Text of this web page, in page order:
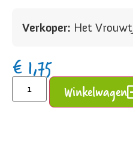
Verkoper: Het
€ 1,75
Winkelwagen